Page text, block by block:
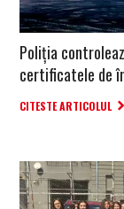
Poliția
certificatele de
CITESTE ARTICOLUL